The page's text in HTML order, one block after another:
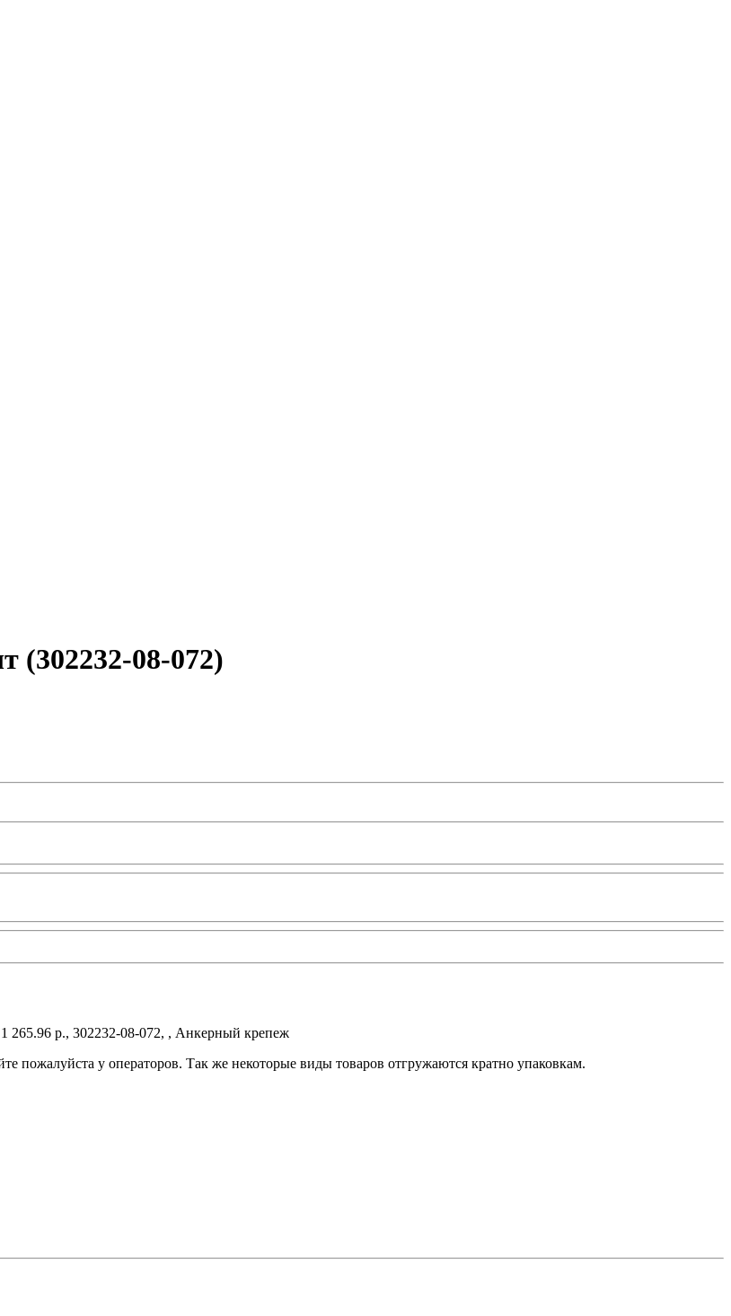
(302232-08-072)
265.96 р., 302232-08-072, , Анкерный крепеж
пожалуйста у операторов. Так же некоторые виды товаров отгружаются кратно упаковкам.